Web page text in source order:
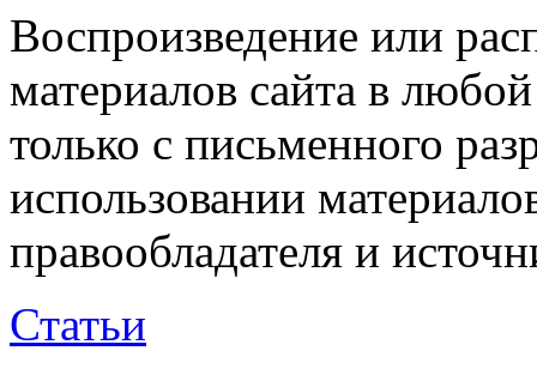
Воспроизведение или
материалов сайта в
только с письменного
использовании
правообладателя и
Статьи